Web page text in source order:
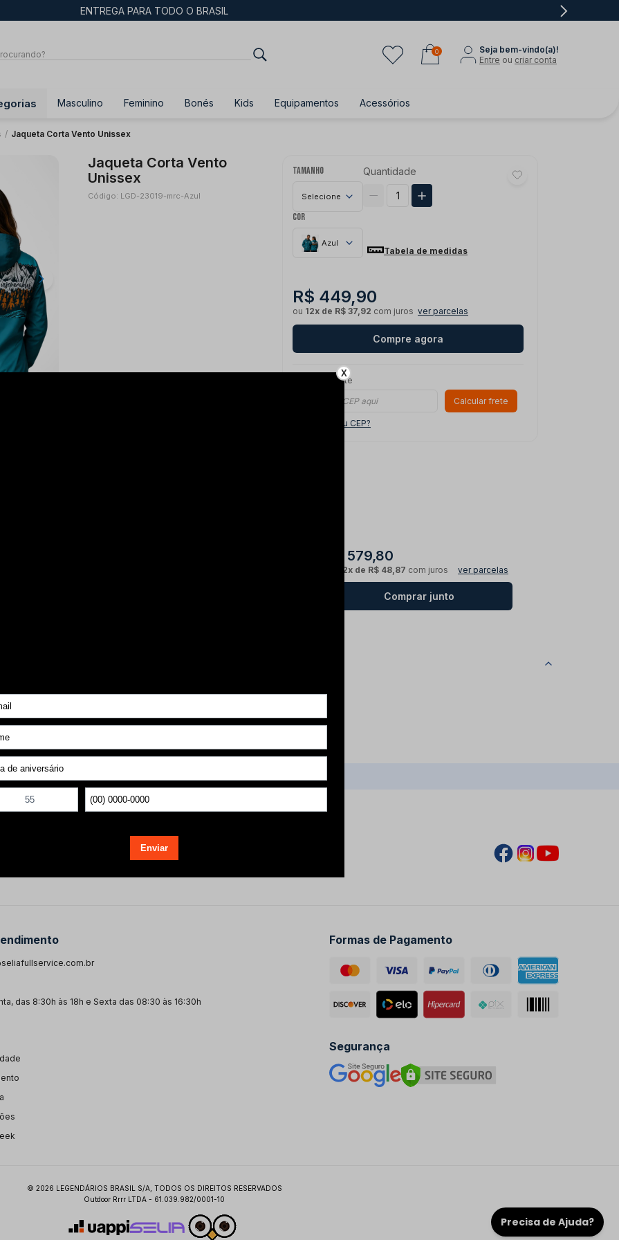
ENTREGA PARA TODO O BRASIL
0
Seja bem-vindo(a)!
Entre ou criar conta
Masculino Feminino Bonés Kids Equipamentos Acessórios
/ Jaqueta Corta Vento Unissex
Jaqueta Corta Vento
Unissex
Código: LGD-23019-mrc-Azul
Tamanho
Selecione
Cor
Azul
Quantidade
Tabela de medidas
R$ 449,90
ou 12x de R$ 37,92 com juros ver parcelas
Compre agora
Calcule o frete
Calcular frete
Não sei meu CEP?
R$ 579,80
12x de R$ 48,87 com juros ver parcelas
Comprar junto
das 8:30h às 18h e Sexta das 08:30 às 16:30h
Formas de Pagamento
Segurança
© 2026 LEGENDÁRIOS BRASIL S/A, TODOS OS DIREITOS RESERVADOS
Outdoor Rrrr LTDA - 61.039.982/0001-10
X